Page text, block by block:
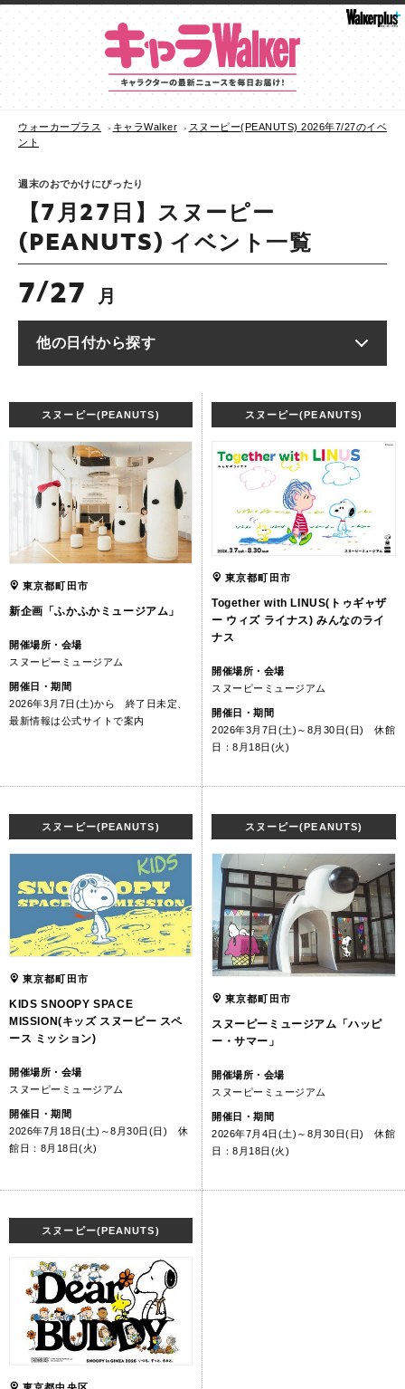
ウォーカープラス キャラWalker
スヌーピー(PEANUTS) 2026年7/27のイベ
ント
週末のおでかけにぴったり
【7月27日】スヌーピー
(PEANUTS) イベント一覧
7/27 月
他の日付から探す
スヌーピー(PEANUTS)
東京都町田市
新企画「ふかふかミュージアム」
開催場所・会場
スヌーピーミュージアム
開催日・期間
2026年3月7日(土)から 終了日未定、
最新情報は公式サイトで案内
スヌーピー(PEANUTS)
東京都町田市
Together with LINUS(トゥギャザ
ー ウィズ ライナス) みんなのライ
ナス
開催場所・会場
スヌーピーミュージアム
開催日・期間
2026年3月7日(土)～8月30日(日) 休館
日：8月18日(火)
スヌーピー(PEANUTS)
東京都町田市
KIDS SNOOPY SPACE
MISSION(キッズ スヌーピー スペ
ース ミッション)
開催場所・会場
スヌーピーミュージアム
開催日・期間
2026年7月18日(土)～8月30日(日) 休
館日：8月18日(火)
スヌーピー(PEANUTS)
東京都町田市
スヌーピーミュージアム「ハッピ
ー・サマー」
開催場所・会場
スヌーピーミュージアム
開催日・期間
2026年7月4日(土)～8月30日(日) 休館
日：8月18日(火)
スヌーピー(PEANUTS)